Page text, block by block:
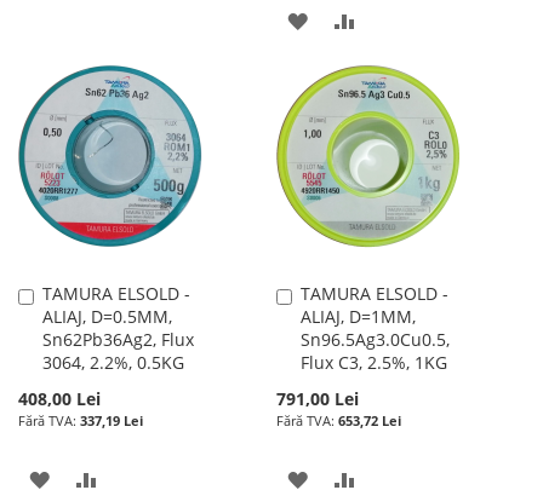
DE
DORINTE
ADAUGATI
LISTA
DE
DORINTE
PENTRU
COMPARARE
TAMURA ELSOLD -
ALIAJ, D=0.5MM,
Sn62Pb36Ag2, Flux
3064, 2.2%, 0.5KG
408,00 Lei
337,19 Lei
Adauga
în
cos
ADAUGATI
TAMURA ELSOLD -
ALIAJ, D=1MM,
Sn96.5Ag3.0Cu0.5,
Flux C3, 2.5%, 1KG
791,00 Lei
653,72 Lei
Adauga
în
cos
ADAUGATI